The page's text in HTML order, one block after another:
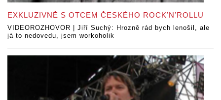
EXKLUZIVNĚ S OTCEM ČESKÉHO ROCK’N’ROLLU
VIDEOROZHOVOR | Jiří Suchý: Hrozně rád bych lenošil, ale
já to nedovedu, jsem workoholik